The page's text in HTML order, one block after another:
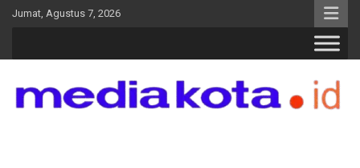
SkipJumat, Agustus 7, 2026